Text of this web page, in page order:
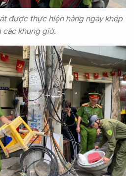
được thực hiện hàng ngày khép
các khung giờ.